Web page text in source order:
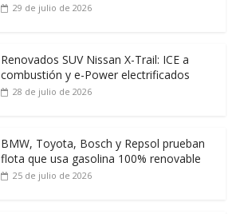
29 de julio de 2026
Renovados SUV Nissan X-Trail: ICE a
combustión y e-Power electrificados
28 de julio de 2026
BMW, Toyota, Bosch y Repsol prueban
flota que usa gasolina 100% renovable
25 de julio de 2026